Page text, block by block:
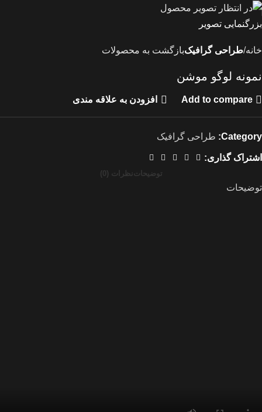
بزرگنمایی تصویر
خانه طراحی گرافیکبازگشت به محصولات
نمونه لوگو موشن
Add to compare افزودن به علاقه مندی
Category: طراحی گرافیک
اشتراک گذاری:
توضیحاتنظرات (0)
توضیحات